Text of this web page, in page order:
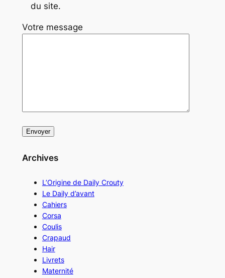
du site.
Votre message
Archives
L’Origine de Daily Crouty
Le Daily d’avant
Cahiers
Corsa
Coulis
Crapaud
Hair
Livrets
Maternité